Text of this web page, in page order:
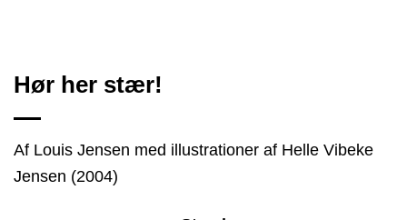
Hør her stær!
Af Louis Jensen med illustrationer af Helle Vibeke
Jensen (2004)